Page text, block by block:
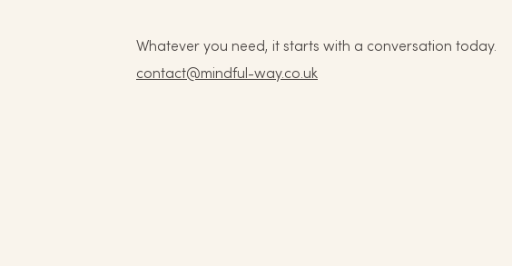
Whatever you need, it starts with a conversation today.
contact@mindful-way.co.uk